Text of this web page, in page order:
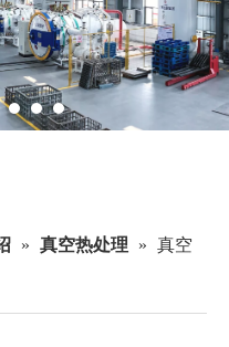
» 真空热处理 » 真空